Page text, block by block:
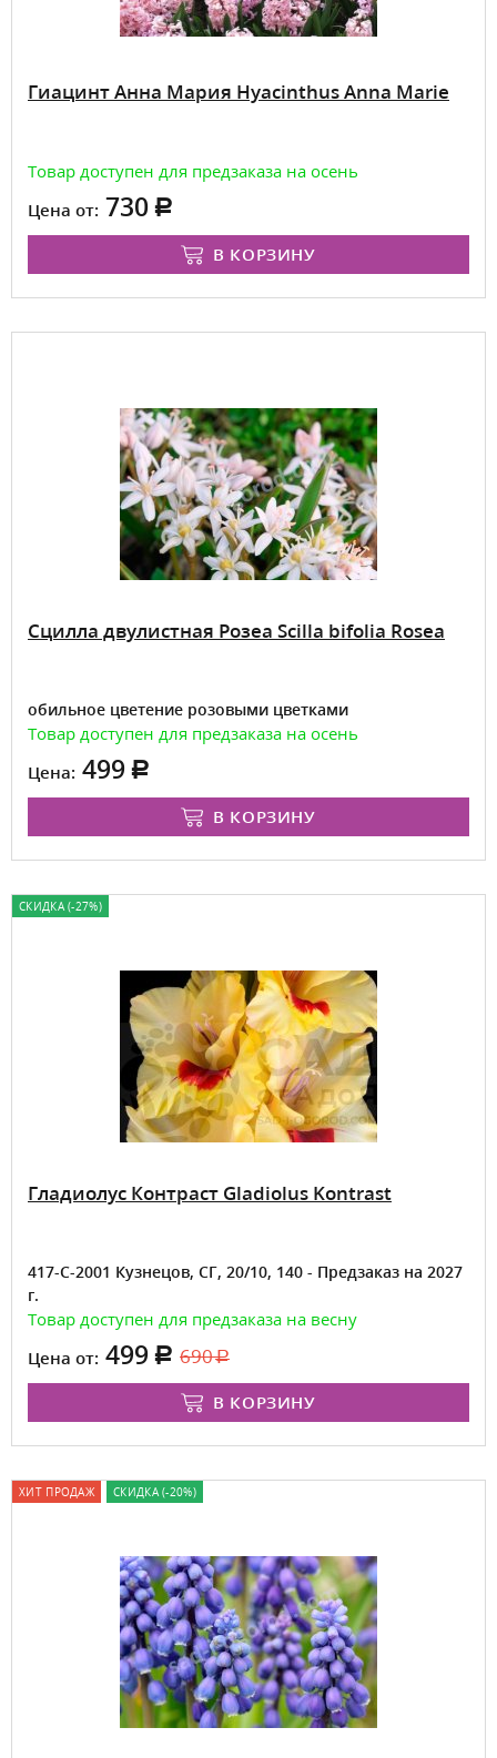
Гиацинт Анна Мария Hyacinthus Anna Marie
Товар доступен для предзаказа на осень
Цена от: 730
В КОРЗИНУ
Сцилла двулистная Розеа Scilla bifolia Rosea
обильное цветение розовыми цветками
Товар доступен для предзаказа на осень
Цена: 499
В КОРЗИНУ
СКИДКА (-27%)
Гладиолус Контраст Gladiolus Kontrast
417-С-2001 Кузнецов, СГ, 20/10, 140 - Предзаказ на 2027
г.
Товар доступен для предзаказа на весну
Цена от: 499 690
В КОРЗИНУ
ХИТ ПРОДАЖ СКИДКА (-20%)